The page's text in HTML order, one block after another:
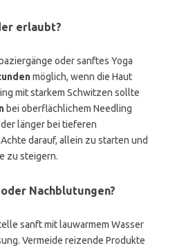
erlaubt?
oder sanftes Yoga
möglich, wenn die Haut
mit starkem Schwitzen sollte
bei oberflächlichem Needling
länger bei tieferen
darauf, allein zu starten und
zu steigern.
Nachblutungen?
sanft mit lauwarmem Wasser
Vermeide reizende Produkte